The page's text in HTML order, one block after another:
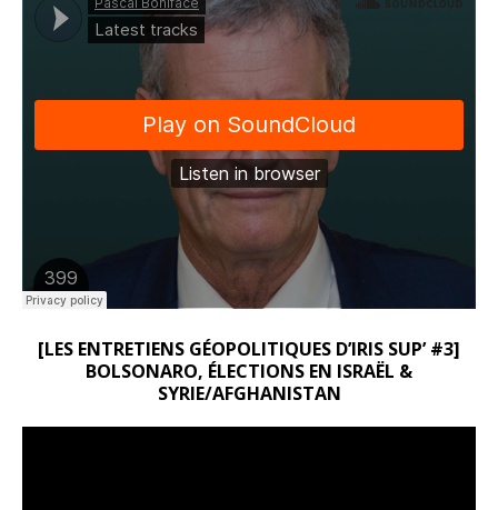
[LES ENTRETIENS GÉOPOLITIQUES D’IRIS SUP’ #3]
BOLSONARO, ÉLECTIONS EN ISRAËL &
SYRIE/AFGHANISTAN